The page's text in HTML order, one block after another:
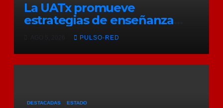
La UATx promueve
estrategias de enseñanza
centradas en el contexto de
sus estudiantes
PULSO-RED
DESTACADAS ESTADO